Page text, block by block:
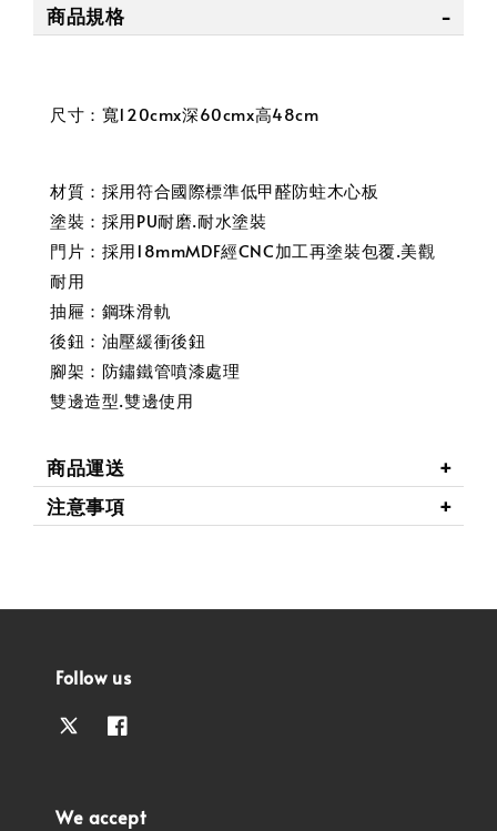
商品規格
尺寸：寬120cmx深60cmx高48cm
材質：採用符合國際標準低甲醛防蛀木心板
塗裝：採用PU耐磨.耐水塗裝
門片：採用18mmMDF經CNC加工再塗裝包覆.美觀
耐用
抽屜：鋼珠滑軌
後鈕：油壓緩衝後鈕
腳架：防鏽鐵管噴漆處理
雙邊造型.雙邊使用
商品運送
注意事項
Follow us
We accept